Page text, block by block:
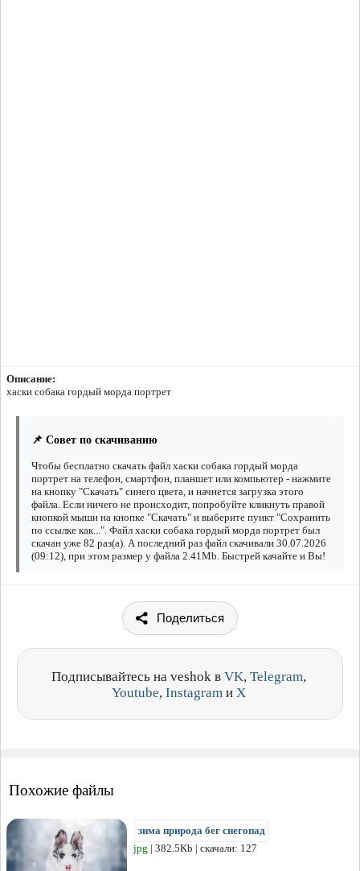
Описание:
хаски собака гордый морда портрет
📌 Совет по скачиванию
Чтобы бесплатно скачать файл хаски собака гордый морда
портрет на телефон, смартфон, планшет или компьютер - нажмите
на кнопку "Скачать" синего цвета, и начнется загрузка этого
файла. Если ничего не происходит, попробуйте кликнуть правой
кнопкой мыши на кнопке "Скачать" и выберите пункт "Сохранить
по ссылке как...". Файл хаски собака гордый морда портрет был
скачан уже 82 раз(а). А последний раз файл скачивали 30.07.2026
(09:12), при этом размер у файла 2.41Mb. Быстрей качайте и Вы!
Поделиться
Подписывайтесь на veshok в VK, Telegram,
Youtube, Instagram и X
Похожие файлы
зима природа бег снегопад
jpg | 382.5Kb | скачали: 127